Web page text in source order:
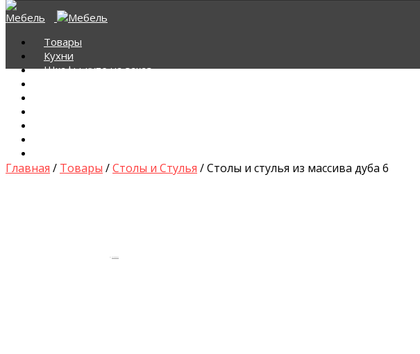
Товары
Кухни
Шкафы-купе на заказ
Главная / Товары /Столы и Стулья / Столы и стулья из массива дуба 6